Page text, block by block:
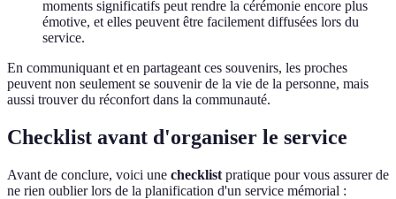
moments significatifs peut rendre la cérémonie encore plus
émotive, et elles peuvent être facilement diffusées lors du
service.
En communiquant et en partageant ces souvenirs, les proches
peuvent non seulement se souvenir de la vie de la personne, mais
aussi trouver du réconfort dans la communauté.
Checklist avant d'organiser le service
Avant de conclure, voici une checklist pratique pour vous assurer de
ne rien oublier lors de la planification d'un service mémorial :